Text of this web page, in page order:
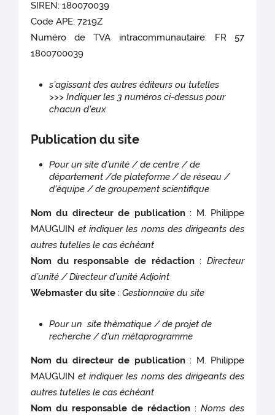
SIREN: 180070039
Code APE: 7219Z
Numéro de TVA intracommunautaire: FR 57
1800700039
s’agissant des autres éditeurs ou tutelles
>>> Indiquer les 3 numéros ci-dessus pour
chacun d'eux
Publication du site
Pour un site d’unité / de centre / de
département /de plateforme / de réseau /
d'équipe / de groupement scientifique
Nom du directeur de publication: M. Philippe
MAUGUINet indiquer les noms des dirigeants des
autres tutelles le cas échéant
Nom du responsable de rédaction: Directeur
d’unité / Directeur d’unité Adjoint
Webmaster du site : Gestionnaire du site
Pour un site thématique / de projet de
recherche / d'un métaprogramme
Nom du directeur de publication: M. Philippe
MAUGUINet indiquer les noms des dirigeants des
autres tutelles le cas échéant
Nom du responsable de rédaction : Noms des